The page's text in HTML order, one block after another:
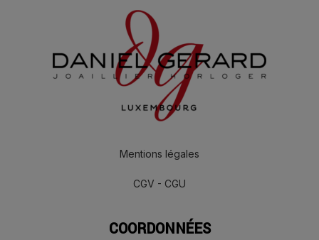
Mentions légales
CGV - CGU
COORDONNÉES